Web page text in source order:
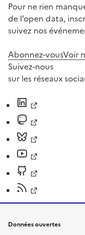
Pour ne rien
de l’open data,
suivez nos
Abonnez-vousVoir
Suivez-nous
sur les réseaux
Données ouvertes